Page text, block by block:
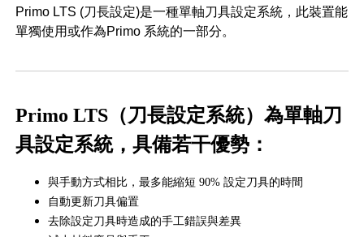
Primo LTS (刀長設定)是一種單軸刀具設定系統，此裝置能
單獨使用或作為Primo 系統的一部分。
Primo LTS（刀長設定系統）為單軸刀
具設定系統，具備若干優勢：
與手動方式相比，最多能縮短 90% 設定刀具的時間
自動更新刀具偏置
去除設定刀具時造成的手工錯誤與差異